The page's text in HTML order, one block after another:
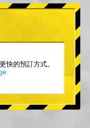
快的預訂方式。